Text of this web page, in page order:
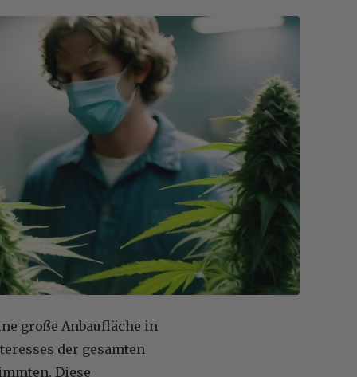
große Anbaufläche in
der gesamten
Diese